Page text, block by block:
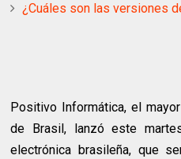
¿Cuáles son las versiones
Positivo Informática, el
de Brasil, lanzó este
electrónica brasileña, que